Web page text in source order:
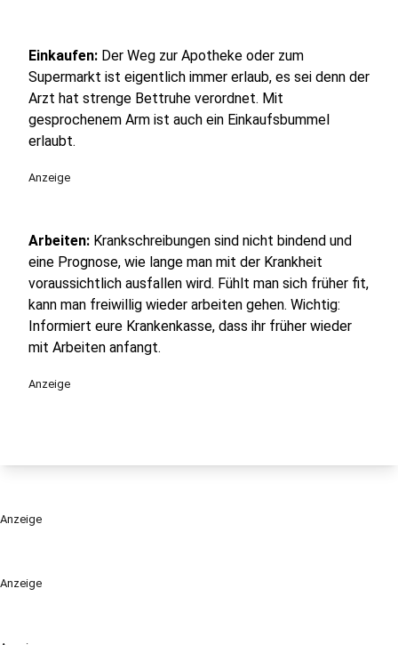
Anzeige
Einkaufen: Der Weg zur Apotheke oder zum
Supermarkt ist eigentlich immer erlaub, es sei denn der
Arzt hat strenge Bettruhe verordnet. Mit
gesprochenem Arm ist auch ein Einkaufsbummel
erlaubt.
Anzeige
Arbeiten: Krankschreibungen sind nicht bindend und
eine Prognose, wie lange man mit der Krankheit
voraussichtlich ausfallen wird. Fühlt man sich früher fit,
kann man freiwillig wieder arbeiten gehen. Wichtig:
Informiert eure Krankenkasse, dass ihr früher wieder
mit Arbeiten anfangt.
Anzeige
Anzeige